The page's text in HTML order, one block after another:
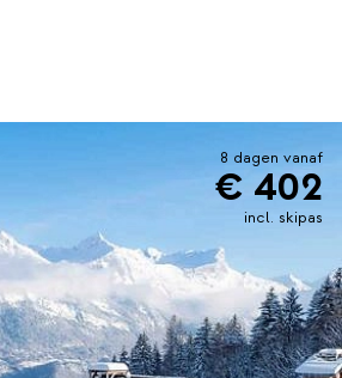
8 dagen vanaf
€ 402
incl. skipas